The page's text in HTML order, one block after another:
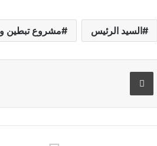
السيد الرئيس مشروع تبطين
طباعة